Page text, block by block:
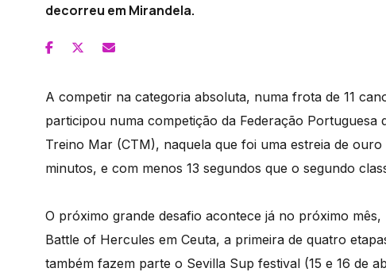
decorreu em Mirandela.
A competir na categoria absoluta, numa frota de 11
participou numa competição da Federação Portuguesa
Treino Mar (CTM), naquela que foi uma estreia de
minutos, e com menos 13 segundos que o segundo
O próximo grande desafio acontece já no próximo
Battle of Hercules em Ceuta, a primeira de quatro
também fazem parte o Sevilla Sup festival (15 e 16 de